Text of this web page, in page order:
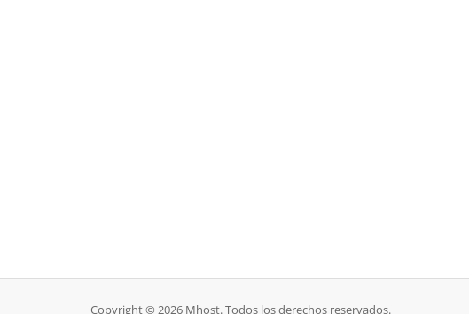
Copyright © 2026 Mhost. Todos los derechos reservados.